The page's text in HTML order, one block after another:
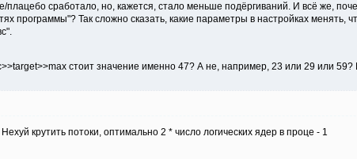
сработало, но, кажется, стало меньше подёргиваний. И всё же,
программы"? Так сложно сказать, какие параметры в настройках менять,
стоит значение именно 47? А не, например, 23 или 29 или
крутить потоки, оптимально 2 * число логических ядер в проце - 1